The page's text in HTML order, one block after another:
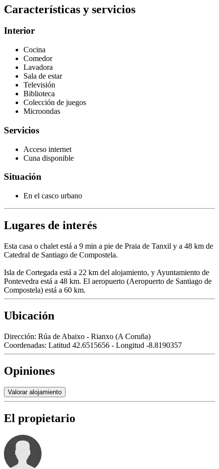
Características y servicios
Interior
Cocina
Comedor
Lavadora
Sala de estar
Televisión
Biblioteca
Colección de juegos
Microondas
Servicios
Acceso internet
Cuna disponible
Situación
En el casco urbano
Lugares de interés
Esta casa o chalet está a 9 min a pie de Praia de Tanxil y a 48 km de
Catedral de Santiago de Compostela.
Isla de Cortegada está a 22 km del alojamiento, y Ayuntamiento de
Pontevedra está a 48 km. El aeropuerto (Aeropuerto de Santiago de
Compostela) está a 60 km.
Ubicación
Dirección: Rúa de Abaixo - Rianxo (A Coruña)
Coordenadas: Latitud 42.6515656 - Longitud -8.8190357
Opiniones
Valorar alojamiento
El propietario